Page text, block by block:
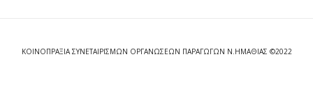
ΚΟΙΝΟΠΡΑΞΙΑ ΣΥΝΕΤΑΙΡΙΣΜΩΝ ΟΡΓΑΝΩΣΕΩΝ ΠΑΡΑΓΩΓΩΝ Ν.ΗΜΑΘΙΑΣ ©2022